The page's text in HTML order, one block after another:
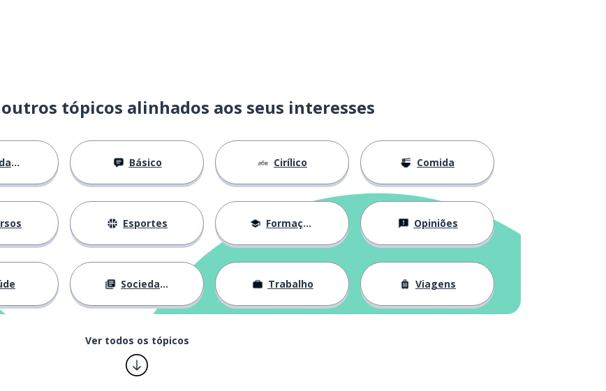
tópicos alinhados aos seus interesses
Básico Cirílico Comida
Esportes Formação Opiniões
Sociedade Trabalho Viagens
Ver todos os tópicos